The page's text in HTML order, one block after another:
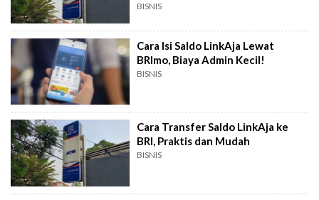
BISNIS
Cara Isi Saldo LinkAja Lewat
BRImo, Biaya Admin Kecil!
BISNIS
Cara Transfer Saldo LinkAja ke
BRI, Praktis dan Mudah
BISNIS